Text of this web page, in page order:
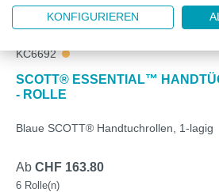
KC6692
SCOTT® ESSENTIAL™
- ROLLE
Blaue SCOTT® Handtuchrollen, 1-lagig
Ab CHF 163.80
6 Rolle(n)
KONFIGURIEREN